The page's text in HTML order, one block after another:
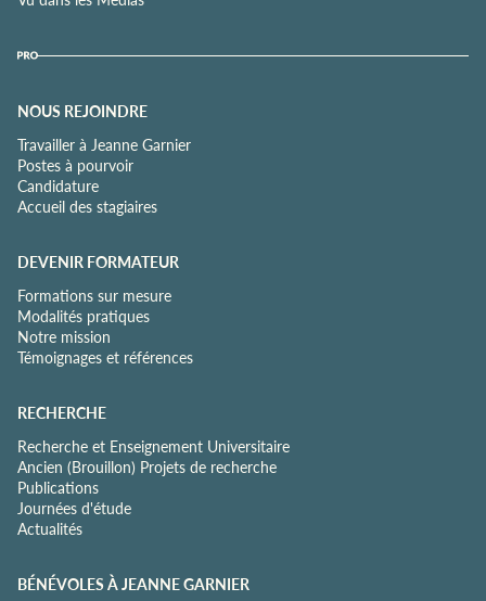
NOUS REJOINDRE
Travailler à Jeanne Garnier
Postes à pourvoir
Candidature
Accueil des stagiaires
DEVENIR FORMATEUR
Formations sur mesure
Modalités pratiques
Notre mission
Témoignages et références
RECHERCHE
Recherche et Enseignement Universitaire
Ancien (Brouillon) Projets de recherche
Publications
Journées d'étude
Actualités
BÉNÉVOLES À JEANNE GARNIER